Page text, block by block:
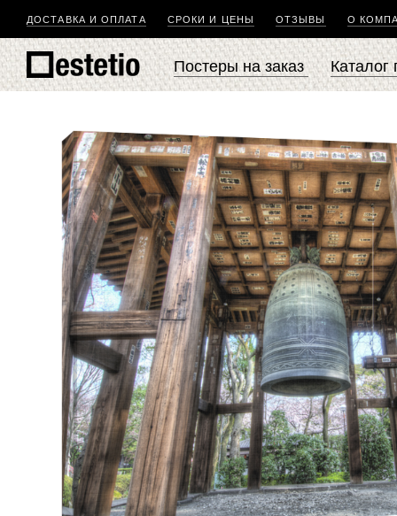
ДОСТАВКА И ОПЛАТА СРОКИ И ЦЕНЫ ОТЗЫВЫ О
Постеры на заказ Каталог